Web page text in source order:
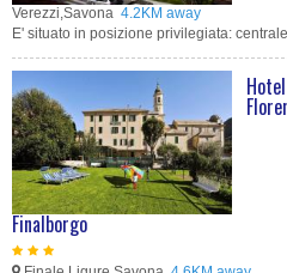
Verezzi,Savona 4.2KM away
E' situato in posizione privilegiata:
Hotel
Finalborgo